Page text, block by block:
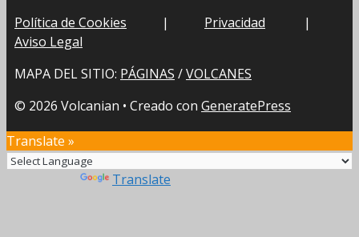
Política de Cookies | Privacidad |
Aviso Legal
MAPA DEL SITIO: PÁGINAS /VOLCANES
© 2026 Volcanian • Creado con GeneratePress
Translate »
Translate